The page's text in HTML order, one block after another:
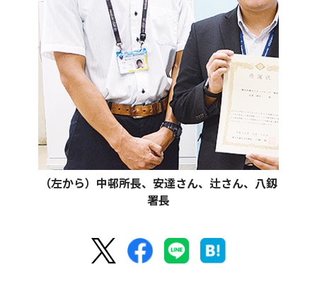
（左から）中邨所長、安達さん、辻さん、八釼
署長